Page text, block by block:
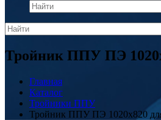
Тройник ППУ ПЭ
Главная
Каталог
Тройники ППУ
Тройник ППУ ПЭ 1020x820